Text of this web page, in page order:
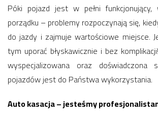
Póki pojazd jest w pełni
porządku – problemy rozpoczynają się,
do jazdy i zajmuje wartościowe miejsce.
tym uporać błyskawicznie i bez
wyspecjalizowana oraz doświadczona
pojazdów jest do Państwa wykorzystania.
Auto kasacja – jesteśmy